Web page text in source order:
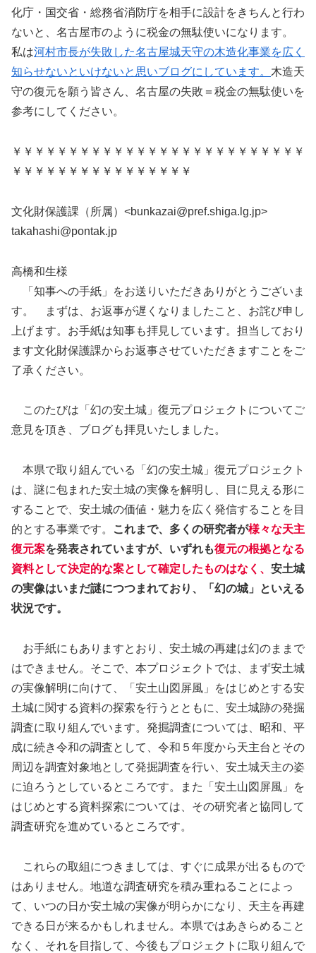
化庁・国交省・総務省消防庁を相手に設計をきちんと行わ
ないと、名古屋市のように税金の無駄使いになります。
私は河村市長が失敗した名古屋城天守の木造化事業を広く
知らせないといけないと思いブログにしています。 木造天
守の復元を願う皆さん、名古屋の失敗＝税金の無駄使いを
参考にしてください。
￥￥￥￥￥￥￥￥￥￥￥￥￥￥￥￥￥￥￥￥￥￥￥￥￥￥
￥￥￥￥￥￥￥￥￥￥￥￥￥￥￥￥
文化財保護課（所属）<bunkazai@pref.shiga.lg.jp>
takahashi@pontak.jp
高橋和生様
「知事への手紙」をお送りいただきありがとうございま
す。 まずは、お返事が遅くなりましたこと、お詫び申し
上げます。お手紙は知事も拝見しています。担当しており
ます文化財保護課からお返事させていただきますことをご
了承ください。
このたびは「幻の安土城」復元プロジェクトについてご
意見を頂き、ブログも拝見いたしました。
本県で取り組んでいる「幻の安土城」復元プロジェクト
は、謎に包まれた安土城の実像を解明し、目に見える形に
することで、安土城の価値・魅力を広く発信することを目
的とする事業です。
これまで、多くの研究者が様々な天主
復元案を発表されていますが、いずれも復元の根拠となる
資料として決定的な案として確定したものはなく、 安土城
の実像はいまだ謎につつまれており、「幻の城」といえる
状況です。
お手紙にもありますとおり、安土城の再建は幻のままで
はできません。そこで、本プロジェクトでは、まず安土城
の実像解明に向けて、「安土山図屏風」をはじめとする安
土城に関する資料の探索を行うとともに、安土城跡の発掘
調査に取り組んでいます。発掘調査については、昭和、平
成に続き令和の調査として、令和５年度から天主台とその
周辺を調査対象地として発掘調査を行い、安土城天主の姿
に迫ろうとしているところです。また「安土山図屏風」を
はじめとする資料探索については、その研究者と協同して
調査研究を進めているところです。
これらの取組につきましては、すぐに成果が出るもので
はありません。地道な調査研究を積み重ねることによっ
て、いつの日か安土城の実像が明らかになり、天主を再建
できる日が来るかもしれません。本県ではあきらめること
なく、それを目指して、今後もプロジェクトに取り組んで